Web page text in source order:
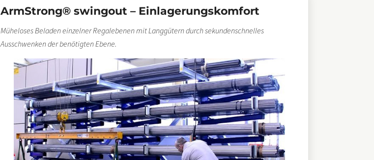
ArmStrong® swingout – Einlagerungskomfort
Müheloses Beladen einzelner Regalebenen mit Langgütern durch sekundenschnelles
Ausschwenken der benötigten Ebene.